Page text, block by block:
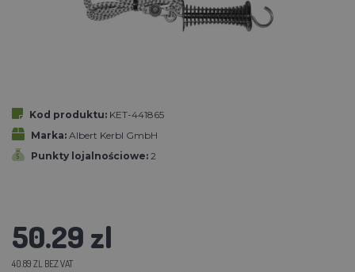
Kod produktu: KET-441865
Marka: Albert Kerbl GmbH
Punkty lojalnościowe: 2
50.29 zl
40.89 ZL BEZ VAT